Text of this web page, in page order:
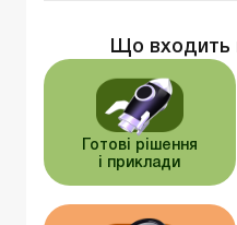
Що входить
Готові рішення
і приклади